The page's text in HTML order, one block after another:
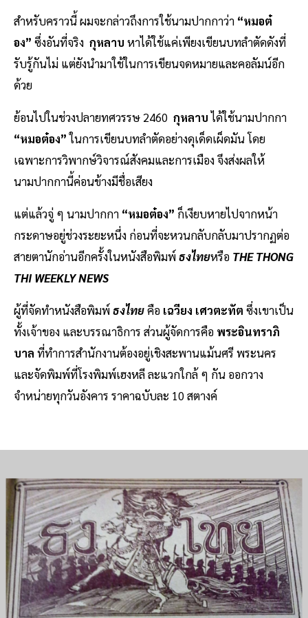
สำหรับคราวนี้ ผมจะกล่าวถึงการใช้นามปากกาว่า “หมอต๋
อง” ซึ่งอันที่จริง กุหลาบ หาได้ใช้แค่เพียงเขียนบทลำตัดดังที่
รับรู้กันไม่ แต่ยังนำมาใช้ในการเขียนจดหมายและคอลัมน์อีก
ด้วย
ย้อนไปในช่วงปลายทศวรรษ 2460 กุหลาบได้ใช้นามปากกา
“หมอต๋อง”ในการเขียนบทลำตัดอย่างดุเด็ดเผ็ดมัน โดย
เฉพาะการวิพากษ์วิจารณ์สังคมและการเมือง จึงส่งผลให้
นามปากกานี้ค่อนข้างมีชื่อเสียง
แต่แล้วจู่ ๆ นามปากกา “หมอต๋อง” ก็เงียบหายไปจากหน้า
กระดาษอยู่ช่วงระยะหนึ่ง ก่อนที่จะหวนกลับกลับมาปรากฏต่อ
สายตานักอ่านอีกครั้งในหนังสือพิมพ์ธงไทยหรือ THE THONG
THI WEEKLY NEWS
ผู้ที่จัดทำหนังสือพิมพ์ธงไทยคือ เฉวียง เศวตะทัต ซึ่งเขาเป็น
ทั้งเจ้าของ และบรรณาธิการ ส่วนผู้จัดการคือ พระอินทราภิ
บาล ที่ทำการสำนักงานต้องอยู่เชิงสะพานแม้นศรี พระนคร
และจัดพิมพ์ที่โรงพิมพ์เฮงหลี ละแวกใกล้ ๆ กัน ออกวาง
จำหน่ายทุกวันอังคาร ราคาฉบับละ 10 สตางค์